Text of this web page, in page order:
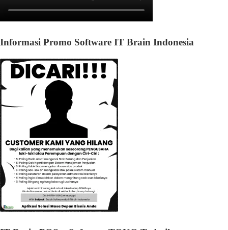
Informasi Promo Software IT Brain Indonesia